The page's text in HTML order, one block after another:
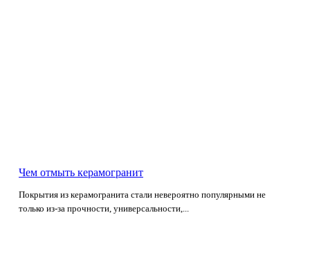
Чем отмыть керамогранит
Покрытия из керамогранита стали невероятно популярными не
только из-за прочности, универсальности,...